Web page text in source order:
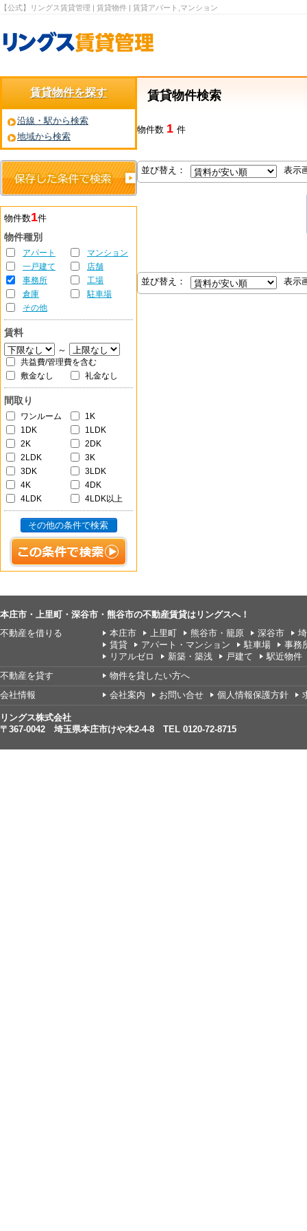
【公式】リングス賃貸管理 | 賃貸物件 | 賃貸アパート,マンション
賃貸物件を探す
沿線・駅から検索
地域から検索
物件数1件
物件種別
アパート
マンション
一戸建て
店舗
事務所
工場
倉庫
駐車場
その他
賃料
～
共益費/管理費を含む
敷金なし
礼金なし
間取り
ワンルーム
1K
1DK
1LDK
2K
2DK
2LDK
3K
3DK
3LDK
4K
4DK
4LDK
4LDK以上
その他の条件で検索
賃貸物件検索
物件数 1 件
並び替え： 表示
並び替え： 表示
本庄市・上里町・深谷市・熊谷市の不動産賃貸はリングスへ！
不動産を借りる
本庄市 上里町 熊谷市・籠原 深谷市
賃貸
アパート・マンション 駐車場
事務
リアルゼロ
新築・築浅 戸建て
駅近物件
不動産を貸す
物件を貸したい方へ
会社情報
会社案内 お問い合せ 個人情報保護方針
リングス株式会社
〒367-0042 埼玉県本庄市けや木2-4-8 TEL 0120-72-8715